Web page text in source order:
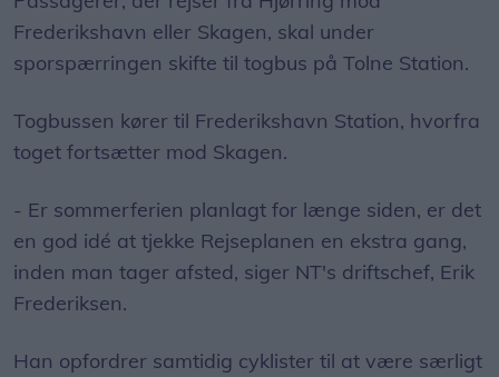
Frederikshavn eller Skagen, skal under
sporspærringen skifte til togbus på Tolne Station.
Togbussen kører til Frederikshavn Station, hvorfra
toget fortsætter mod Skagen.
- Er sommerferien planlagt for længe siden, er det
en god idé at tjekke Rejseplanen en ekstra gang,
inden man tager afsted, siger NT's driftschef, Erik
Frederiksen.
Han opfordrer samtidig cyklister til at være særligt